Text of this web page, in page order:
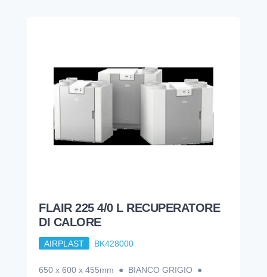
FLAIR 225 4/0 L RECUPERATORE
DI CALORE
AIRPLAST BK428000
650 x 600 x 455mm ● BIANCO GRIGIO ●